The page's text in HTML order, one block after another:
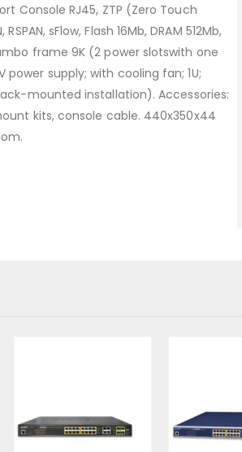
Console RJ45, ZTP (Zero Touch
sFlow, Flash 16Mb, DRAM 512Mb,
frame 9K (2 power slotswith one
power supply; with cooling fan; 1U;
mounted installation). Accessories:
kits, console cable. 440x350x44